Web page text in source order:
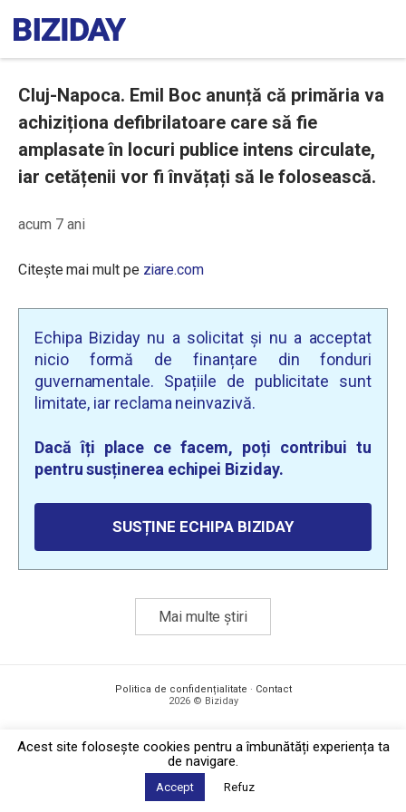
Cluj-Napoca. Emil Boc anunță că primăria va
achiziționa defibrilatoare care să fie
amplasate în locuri publice intens circulate,
iar cetățenii vor fi învățați să le folosească.
acum 7 ani
Citește mai mult pe ziare.com
Echipa Biziday nu a solicitat și nu a acceptat
nicio formă de finanțare din fonduri
guvernamentale. Spațiile de publicitate sunt
limitate, iar reclama neinvazivă.
Dacă îți place ce facem, poți contribui tu
pentru susținerea echipei Biziday.
SUSȚINE ECHIPA BIZIDAY
Mai multe știri
Politica de confidențialitate · Contact
2026 © Biziday
Acest site foloseşte cookies pentru a îmbunătăți experiența ta
de navigare.
Accept Refuz